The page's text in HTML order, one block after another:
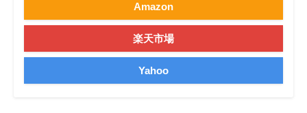
Amazon
楽天市場
Yahoo